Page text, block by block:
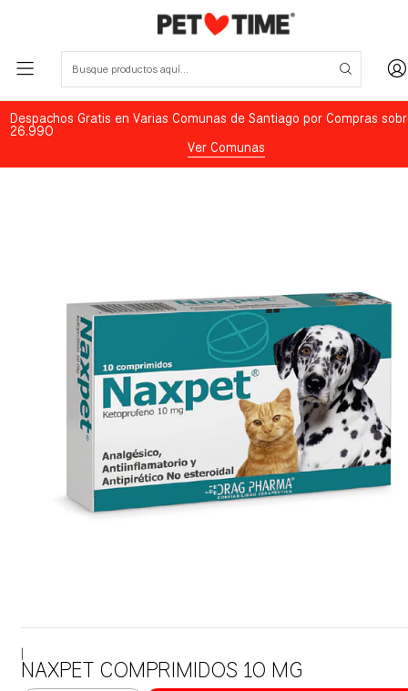
Despachos Gratis en Varias Comunas de Santiago por Compras
26.990
Ver Comunas
NAXPET COMPRIMIDOS 10 MG